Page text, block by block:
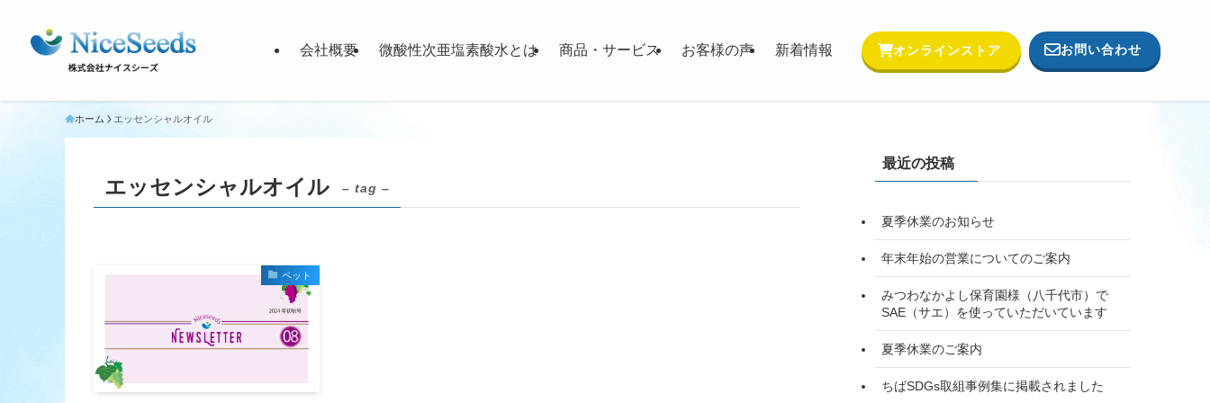
会社概要 微酸性次亜塩素酸水とは 商品・サービス お客様の声 新着情報 オンラインストア お問い合わせ
ホーム エッセンシャルオイル
エッセンシャルオイル – tag –
ペット
最近の投稿
夏季休業のお知らせ
年末年始の営業についてのご案内
みつわなかよし保育園様（八千代市）で
SAE（サエ）を使っていただいています
夏季休業のご案内
ちばSDGs取組事例集に掲載されました